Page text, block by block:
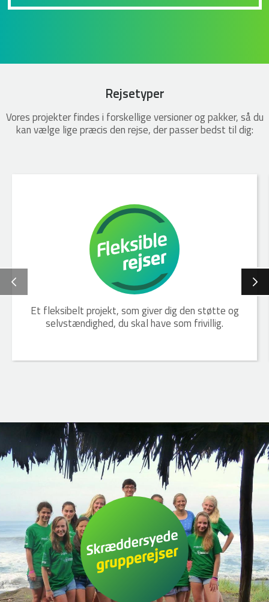
Rejsetyper
Vores projekter findes i forskellige versioner og pakker, så du
kan vælge lige præcis den rejse, der passer bedst til dig:
Et fleksibelt projekt, som giver dig den støtte og
selvstændighed, du skal have som frivillig.